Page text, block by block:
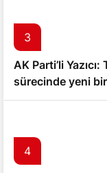
3
AK Parti’li
sürecinde yeni
4